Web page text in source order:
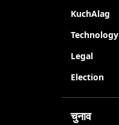
KuchAlag
Technology
Legal
Election
चुनाव